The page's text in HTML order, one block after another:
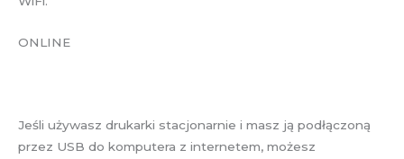
ONLINE
Jeśli używasz drukarki stacjonarnie i masz ją podłączoną
przez USB do komputera z internetem, możesz